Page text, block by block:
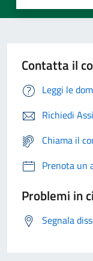
Contatta il
Leggi le
Richiedi
Chiama il
Prenota un
Problemi in
Segnala